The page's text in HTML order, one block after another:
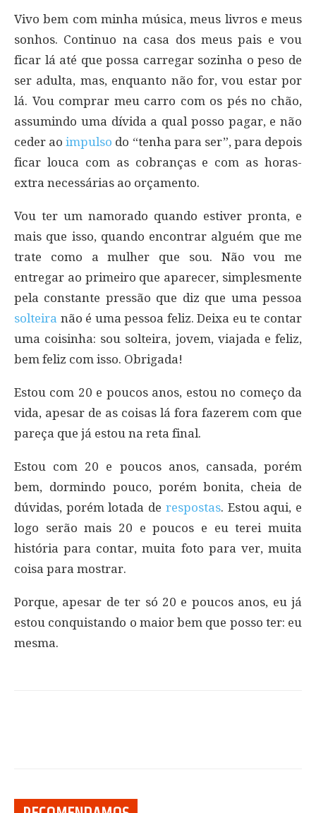
Vivo bem com minha música, meus livros e meus
sonhos. Continuo na casa dos meus pais e vou
ficar lá até que possa carregar sozinha o peso de
ser adulta, mas, enquanto não for, vou estar por
lá. Vou comprar meu carro com os pés no chão,
assumindo uma dívida a qual posso pagar, e não
ceder aoimpulso do “tenha para ser”, para depois
ficar louca com as cobranças e com as horas-
extra necessárias ao orçamento.
Vou ter um namorado quando estiver pronta, e
mais que isso, quando encontrar alguém que me
trate como a mulher que sou. Não vou me
entregar ao primeiro que aparecer, simplesmente
pela constante pressão que diz que uma pessoa
solteira não é uma pessoa feliz. Deixa eu te contar
uma coisinha: sou solteira, jovem, viajada e feliz,
bem feliz com isso. Obrigada!
Estou com 20 e poucos anos, estou no começo da
vida, apesar de as coisas lá fora fazerem com que
pareça que já estou na reta final.
Estou com 20 e poucos anos, cansada, porém
bem, dormindo pouco, porém bonita, cheia de
dúvidas, porém lotada de respostas. Estou aqui, e
logo serão mais 20 e poucos e eu terei muita
história para contar, muita foto para ver, muita
coisa para mostrar.
Porque, apesar de ter só 20 e poucos anos, eu já
estou conquistando o maior bem que posso ter: eu
mesma.